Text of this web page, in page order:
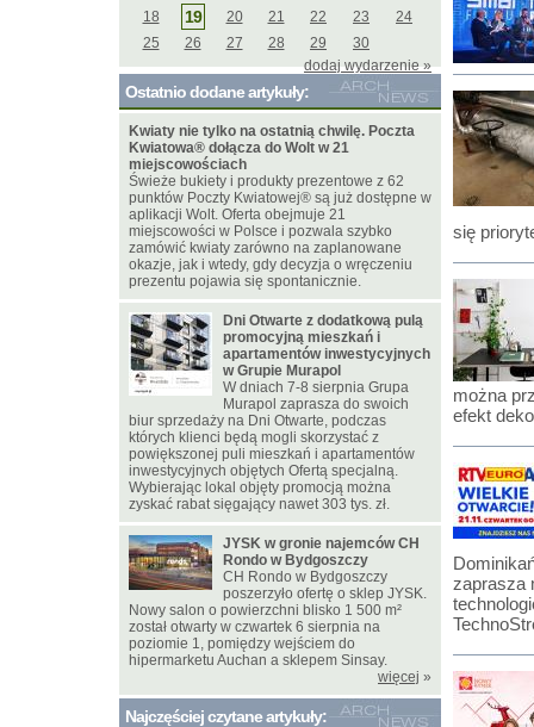
się
można
efekt
zaprasza
18
19 20 21 22 23
24
25
26 27 28 29
30
dodaj wydarzenie »
Ostatnio dodane artykuły:
Kwiaty nie tylko na ostatnią chwilę. Poczta
Kwiatowa® dołącza do Wolt w 21
miejscowościach
Świeże bukiety i produkty prezentowe z 62
punktów Poczty Kwiatowej® są już dostępne w
aplikacji Wolt. Oferta obejmuje 21
miejscowości w Polsce i pozwala szybko
zamówić kwiaty zarówno na zaplanowane
okazje, jak i wtedy, gdy decyzja o wręczeniu
prezentu pojawia się spontanicznie.
Dni Otwarte z dodatkową pulą
promocyjną mieszkań i
apartamentów inwestycyjnych
w Grupie Murapol
W dniach 7-8 sierpnia Grupa
Murapol zaprasza do swoich
biur sprzedaży na Dni Otwarte, podczas
których klienci będą mogli skorzystać z
powiększonej puli mieszkań i apartamentów
inwestycyjnych objętych Ofertą specjalną.
Wybierając lokal objęty promocją można
zyskać rabat sięgający nawet 303 tys. zł.
JYSK w gronie najemców CH
Rondo w Bydgoszczy
CH Rondo w Bydgoszczy
poszerzyło ofertę o sklep JYSK.
Nowy salon o powierzchni blisko 1 500 m²
został otwarty w czwartek 6 sierpnia na
poziomie 1, pomiędzy wejściem do
hipermarketu Auchan a sklepem Sinsay.
więcej »
Najczęściej czytane artykuły: